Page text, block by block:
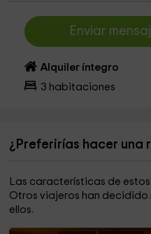
Enviar
Alquiler íntegro
3 habitaciones
¿Preferirías hacer una
Las características de estos
Otros viajeros han
ellos.